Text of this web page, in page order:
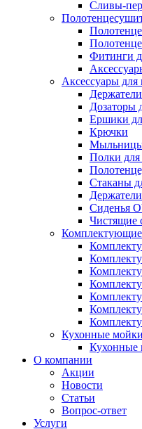
Сливы-
Фитинги
Аксессуары для
Дозаторы
Ершики
Крючки
Полки для
Стаканы
Сиденья
Чистящие
Комплектующие
Кухонные
Кухонные
О компании
Акции
Новости
Статьи
Вопрос-ответ
Услуги